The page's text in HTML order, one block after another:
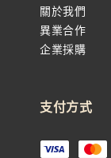
關於我們
異業合作
企業採購
支付方式